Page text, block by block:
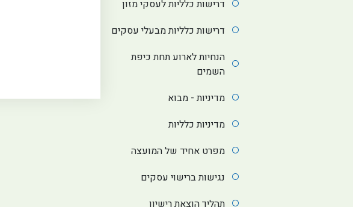
דרישות כלליות לעסקי מזון
דרישות כלליות מבעלי עסקים
הנחיות לארוע תחת כיפת
השמים
מדיניות - מבוא
מדיניות כלליות
מפרט אחיד של המועצה
נגישות ברישוי עסקים
תהליך הוצאת רישיון